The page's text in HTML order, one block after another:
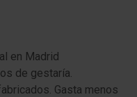
en Madrid
de gestaría.
Gasta menos